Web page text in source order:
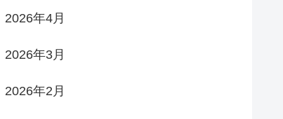
2026年4月
2026年3月
2026年2月